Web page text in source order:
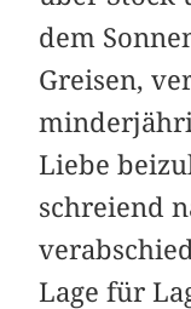
dem
Greisen,
Liebe
schreiend
Lage für